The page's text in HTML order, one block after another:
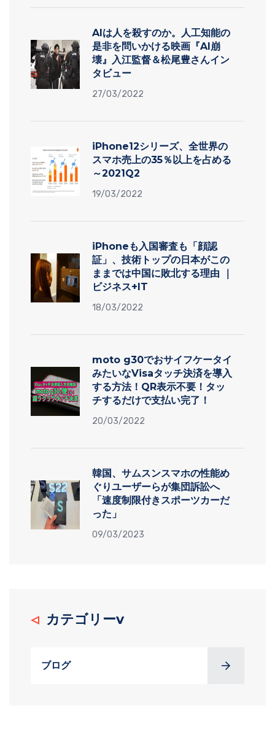
AIは人を殺すのか。人工知能の
是非を問いかける映画『AI崩
壊』入江監督＆松尾豊さんイン
タビュー
27/03/2022
iPhone12シリーズ、全世界の
スマホ売上の35％以上を占める
～2021Q2
19/03/2022
iPhoneも入国審査も「顔認
証」、技術トップの日本がこの
ままでは中国に敗北する理由 ｜
ビジネス+IT
18/03/2022
moto g30でおサイフケータイ
みたいなVisaタッチ決済を導入
する方法！QR表示不要！タッ
チするだけで支払い完了！
20/03/2022
韓国、サムスンスマホの性能め
ぐりユーザーらが集団訴訟へ
「速度制限付きスポーツカーだ
った」
09/03/2023
カテゴリーv
ブログ